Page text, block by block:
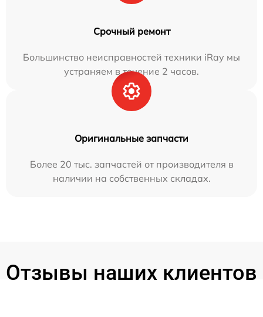
Срочный ремонт
Большинство неисправностей техники iRay мы
устраняем в течение 2 часов.
Оригинальные запчасти
Более 20 тыс. запчастей от производителя в
наличии на собственных складах.
Отзывы наших клиентов